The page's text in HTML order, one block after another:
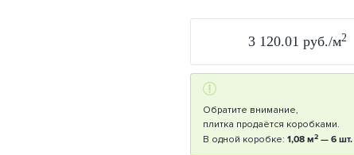
3 120.01 руб./м2
Обратите внимание,
плитка продаётся коробками.
В одной коробке: 1,08 м2 — 6 шт.